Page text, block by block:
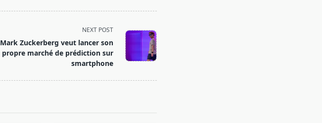
NEXT POST
Mark Zuckerberg veut lancer son
propre marché de prédiction sur
smartphone